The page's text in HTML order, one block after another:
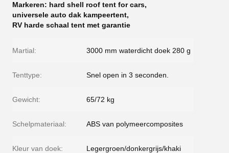
Markeren: hard shell roof tent for cars,
universele auto dak kampeertent,
RV harde schaal tent met garantie
Martial: 3000 mm waterdicht doek 280 g
Tenttype: Snel open in 3 seconden.
Gewicht: 65/72 kg
Schelpmateriaal: ABS van polymeercomposites
Kleur van doek: Legergroen/donkergrijs/khaki